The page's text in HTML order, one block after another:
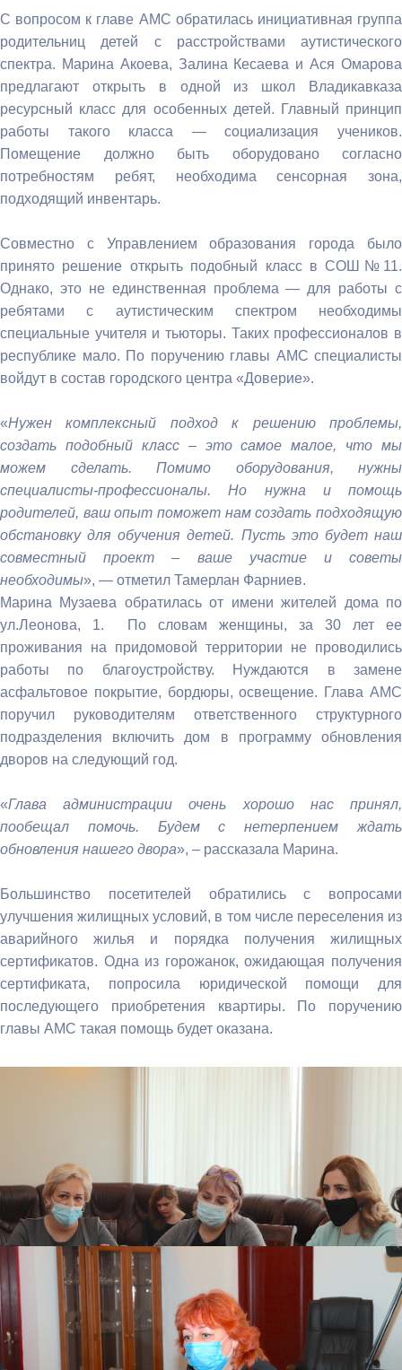
С вопросом к главе АМС обратилась инициативная группа
родительниц детей с расстройствами аутистического
спектра. Марина Акоева, Залина Кесаева и Ася Омарова
предлагают открыть в одной из школ Владикавказа
ресурсный класс для особенных детей. Главный принцип
работы такого класса — социализация учеников.
Помещение должно быть оборудовано согласно
потребностям ребят, необходима сенсорная зона,
подходящий инвентарь.
Совместно с Управлением образования города было
принято решение открыть подобный класс в СОШ№11.
Однако, это не единственная проблема — для работы с
ребятами с аутистическим спектром необходимы
специальные учителя и тьюторы. Таких профессионалов в
республике мало. По поручению главы АМС специалисты
войдут в состав городского центра «Доверие».
«Нужен комплексный подход к решению проблемы,
создать подобный класс – это самое малое, что мы
можем сделать. Помимо оборудования, нужны
специалисты-профессионалы. Но нужна и помощь
родителей, ваш опыт поможет нам создать подходящую
обстановку для обучения детей. Пусть это будет наш
совместный проект – ваше участие и советы
необходимы», — отметил Тамерлан Фарниев.
Марина Музаева обратилась от имени жителей дома по
ул.Леонова, 1. По словам женщины, за 30 лет ее
проживания на придомовой территории не проводились
работы по благоустройству. Нуждаются в замене
асфальтовое покрытие, бордюры, освещение. Глава АМС
поручил руководителям ответственного структурного
подразделения включить дом в программу обновления
дворов на следующий год.
«Глава администрации очень хорошо нас принял,
пообещал помочь. Будем с нетерпением ждать
обновления нашего двора», – рассказала Марина.
Большинство посетителей обратились с вопросами
улучшения жилищных условий, в том числе переселения из
аварийного жилья и порядка получения жилищных
сертификатов. Одна из горожанок, ожидающая получения
сертификата, попросила юридической помощи для
последующего приобретения квартиры. По поручению
главы АМС такая помощь будет оказана.